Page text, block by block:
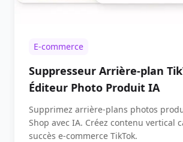
E-commerce
Suppresseur Arrière-plan
Éditeur Photo Produit IA
Supprimez arrière-plans photos
Shop avec IA. Créez contenu vertical
succès e-commerce TikTok.